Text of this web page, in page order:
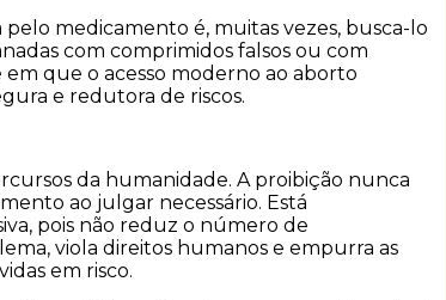
medicamento é, muitas vezes, busca-lo
com comprimidos falsos ou com
que o acesso moderno ao aborto
e redutora de riscos.
da humanidade. A proibição nunca
ao julgar necessário. Está
pois não reduz o número de
viola direitos humanos e empurra as
em risco.